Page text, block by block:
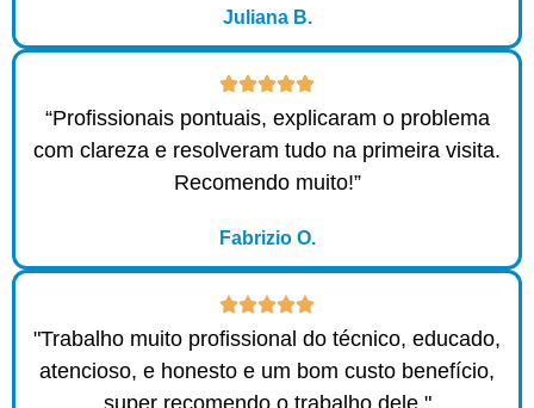
Juliana B.
“Profissionais pontuais, explicaram o problema
com clareza e resolveram tudo na primeira visita.
Recomendo muito!”
Fabrizio O.
"Trabalho muito profissional do técnico, educado,
atencioso, e honesto e um bom custo benefício,
super recomendo o trabalho dele."